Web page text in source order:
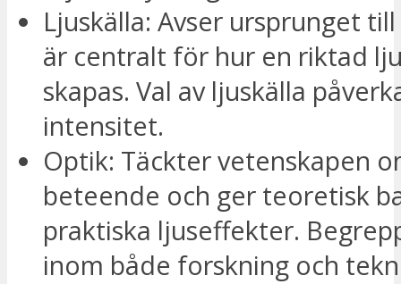
Ljuskälla: Avser ursprunget
är centralt för hur en riktad
skapas. Val av ljuskälla
intensitet.
Optik: Täckter vetenskapen
beteende och ger teoretisk
praktiska ljuseffekter.
inom både forskning och